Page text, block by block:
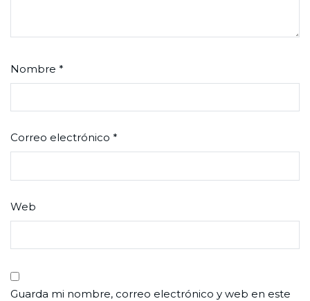
Nombre *
Correo electrónico *
Web
Guarda mi nombre, correo electrónico y web en este